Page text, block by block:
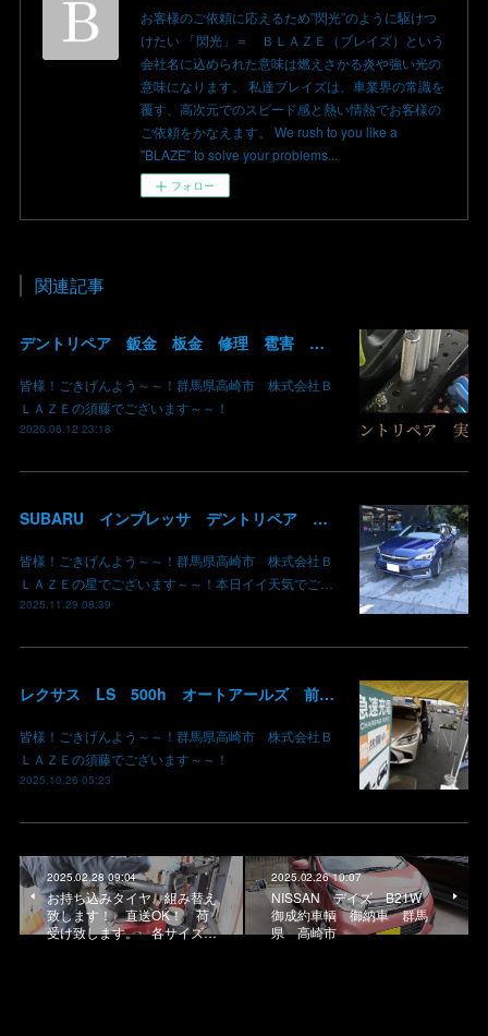
お客様のご依頼に応えるため”閃光”のように駆けつ
けたい 「閃光」＝ ＢＬＡＺＥ（ブレイズ）という
会社名に込められた意味は燃えさかる炎や強い光の
意味になります。 私達ブレイズは、車業界の常識を
覆す、高次元でのスピード感と熱い情熱でお客様の
ご依頼をかなえます。 We rush to you like a
"BLAZE" to solve your problems...
フォロー
関連記事
デントリペア 鈑金 板金 修理 雹害 ヒョウ 埼玉県 入間市 飯能市 神奈川県 横浜市 入庫可能 即 修理 群馬 高崎
皆様！ごきげんよう～～！群馬県高崎市 株式会社Ｂ
ＬＡＺＥの須藤でございます～～！
2026.06.12 23:18
SUBARU インプレッサ デントリペア 雹災修理完了 群馬県 高崎市 株式会社BLAZE
皆様！ごきげんよう～～！群馬県高崎市 株式会社Ｂ
ＬＡＺＥの星でございます～～！本日イイ天気でご…
2025.11.29 08:39
レクサス LS 500h オートアールズ 前橋みなみモール店 パワーモールフェス イベント デントリペア 鈑金修理 塗装 出店 キズ へこみ 国産車 輸入車 雹 群馬 高崎 前橋
皆様！ごきげんよう～～！群馬県高崎市 株式会社Ｂ
ＬＡＺＥの須藤でございます～～！
2025.10.26 05:23
2025.02.28 09:04
お持ち込みタイヤ 組み替え
致します！ 直送OK！ 荷
受け致します。 各サイズ…
2025.02.26 10:07
NISSAN デイズ B21W
御成約車輌 御納車 群馬
県 高崎市